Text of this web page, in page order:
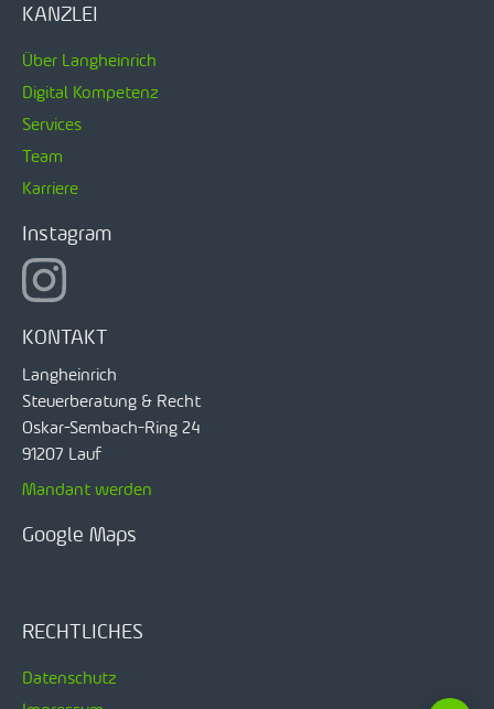
KANZLEI
Über Langheinrich
Digital Kompetenz
Services
Team
Karriere
Instagram
KONTAKT
Langheinrich
Steuerberatung & Recht
Oskar-Sembach-Ring 24
91207 Lauf
Mandant werden
Google Maps
RECHTLICHES
Datenschutz